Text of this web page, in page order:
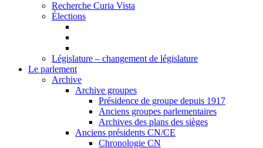
Recherche Curia Vista
Élections
Législature – changement de législature
Le parlement
Archive
Archive groupes
Présidence de groupe depuis 1917
Anciens groupes parlementaires
Archives des plans des sièges
Anciens présidents CN/CE
Chronologie CN